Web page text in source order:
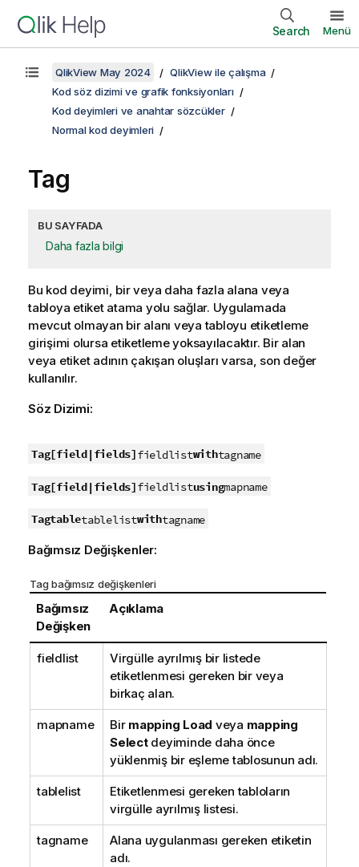
Search Menü
QlikView May 2024
QlikView ile çalışma
Kod söz dizimi ve grafik fonksiyonları
Kod deyimleri ve anahtar sözcükler
Normal kod deyimleri
Tag
BU SAYFADA
Daha fazla bilgi
Bu kod deyimi, bir veya daha fazla alana veya
tabloya etiket atama yolu sağlar. Uygulamada
mevcut olmayan bir alanı veya tabloyu etiketleme
girişimi olursa etiketleme yoksayılacaktır. Bir alan
veya etiket adının çakışan oluşları varsa, son değer
kullanılır.
Söz Dizimi:
Tag[field|fields]fieldlistwithtagname
Tag[field|fields]fieldlistusingmapname
Tagtabletablelistwithtagname
Bağımsız Değişkenler:
Tag bağımsız değişkenleri
Bağımsız
Değişken
Açıklama
fieldlist
Virgülle ayrılmış bir listede
etiketlenmesi gereken bir veya
birkaç alan.
mapname Bir mapping Load veya mapping
Selectdeyiminde daha önce
yüklenmiş bir eşleme tablosunun adı.
tablelist
Etiketlenmesi gereken tabloların
virgülle ayrılmış listesi.
tagname
Alana uygulanması gereken etiketin
adı.